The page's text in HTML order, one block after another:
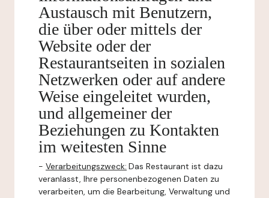
Austausch mit Benutzern,
die über oder mittels der
Website oder der
Restaurantseiten in sozialen
Netzwerken oder auf andere
Weise eingeleitet wurden,
und allgemeiner der
Beziehungen zu Kontakten
im weitesten Sinne
- Verarbeitungszweck: Das Restaurant ist dazu
veranlasst, Ihre personenbezogenen Daten zu
verarbeiten, um die Bearbeitung, Verwaltung und